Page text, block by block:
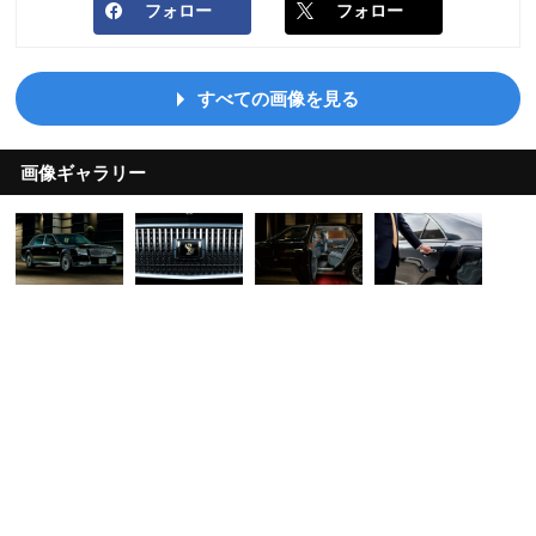
フォロー フォロー
すべての画像を見る
画像ギャラリー